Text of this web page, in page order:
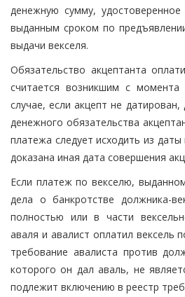
денежную сумму,
выданным сроком по
выдачи векселя.
Обязательство акцептанта
считается возникшим с момента
случае, если акцепт не
денежного обязательства
платежа следует исходить из
доказана иная дата совершения
Если платеж по векселю,
дела о банкротстве должника-
полностью или в части
аваля и авалист оплатил вексель
требование авалиста против
которого он дал аваль, не
подлежит включению в реестр